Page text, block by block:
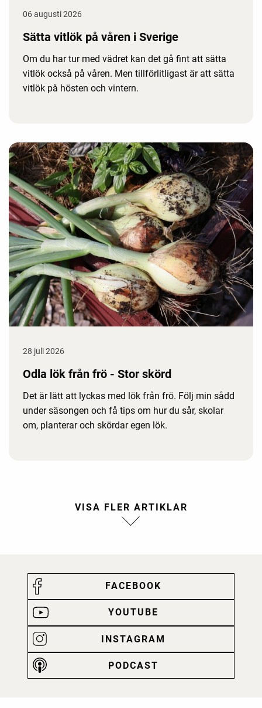
06 augusti 2026
Sätta vitlök på våren i Sverige
Om du har tur med vädret kan det gå fint att sätta
vitlök också på våren. Men tillförlitligast är att sätta
vitlök på hösten och vintern.
28 juli 2026
Odla lök från frö - Stor skörd
Det är lätt att lyckas med lök från frö. Följ min sådd
under säsongen och få tips om hur du sår, skolar
om, planterar och skördar egen lök.
FACEBOOK
YOUTUBE
INSTAGRAM
PODCAST